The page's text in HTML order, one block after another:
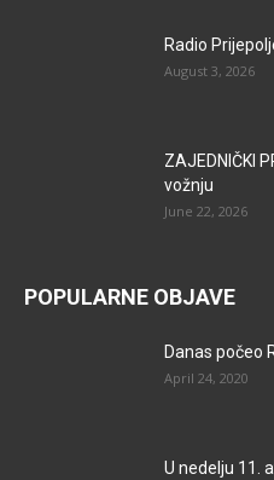
Radio
August 3, 2026
ZAJEDNIČKI
vožnju
June 22, 2026
POPULARNE OBJAVE
Danas počeo
April 24, 2020
U nedelju 11.